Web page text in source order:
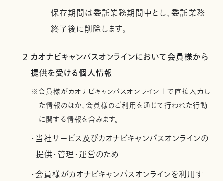
保存期間は委託業務期間中とし、委託業務
終了後に削除します。
2 カオナビキャンパスオンラインにおいて会員様から
提供を受ける個人情報
※会員様がカオナビキャンパスオンライン上で直接入力し
た情報のほか、会員様のご利用を通じて行われた行動
に関する情報を含みます。
・当社サービス及びカオナビキャンパスオンラインの
提供・管理・運営のため
・会員様がカオナビキャンパスオンラインを利用す